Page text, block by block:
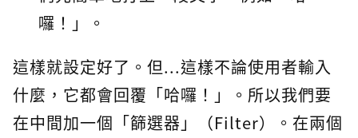
囉！」。
這樣就設定好了。但...這樣不論使用者輸入
什麼，它都會回覆「哈囉！」。所以我們要
在中間加一個「篩選器」（Filter）。在兩個